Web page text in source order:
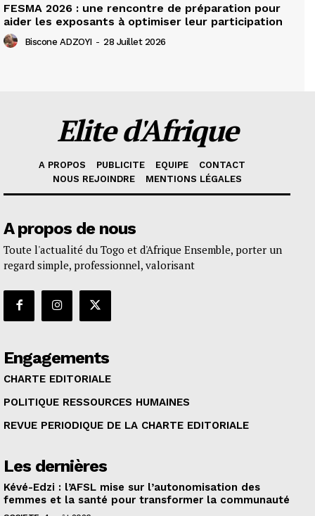
FESMA 2026 : une rencontre de préparation pour
aider les exposants à optimiser leur participation
Biscone ADZOYI - 28 Juillet 2026
Elite d'Afrique
A PROPOS PUBLICITE EQUIPE
CONTACT
NOUS REJOINDRE
MENTIONS LÉGALES
A propos de nous
Toute l'actualité du Togo et d'Afrique Ensemble, porter un
regard simple, professionnel, valorisant
Engagements
CHARTE EDITORIALE
POLITIQUE RESSOURCES HUMAINES
REVUE PERIODIQUE DE LA CHARTE EDITORIALE
Les dernières
Kévé-Edzi : l’AFSL mise sur l’autonomisation des
femmes et la santé pour transformer la communauté